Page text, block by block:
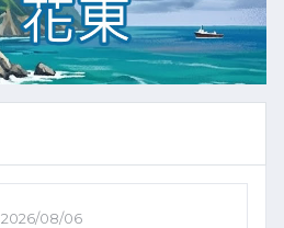
2026/08/06